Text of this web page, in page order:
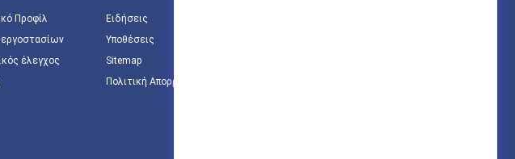
Προφίλ
εργοστασίων
έλεγχος
Ειδήσεις
Υποθέσεις
Sitemap
Πολιτική Απορρήτου